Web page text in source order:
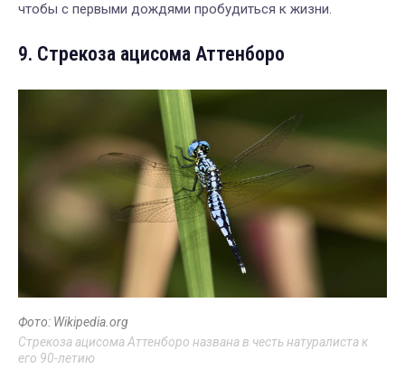
чтобы с первыми дождями пробудиться к жизни.
9. Стрекоза ацисома Аттенборо
Фото: Wikipedia.org
Стрекоза ацисома Аттенборо названа в честь натуралиста к
его 90-летию